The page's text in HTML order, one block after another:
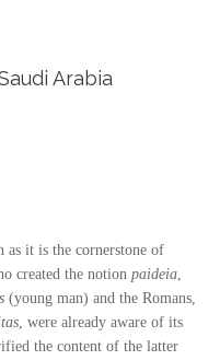
Arabia
it is the cornerstone of
created the notion paideia
(young man) and the Romans,
, were already aware of its
the content of the latter